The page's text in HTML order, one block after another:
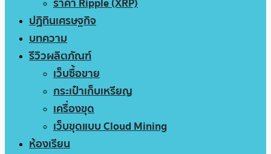
ปฏิทินเศรษฐกิจ
บทความ
รีวิวผลิตภัณฑ์
เว็บซื้อขาย
กระเป๋าเก็บเหรียญ
เครื่องขุด
เว็บขุดแบบ Cloud Mining
ห้องเรียน